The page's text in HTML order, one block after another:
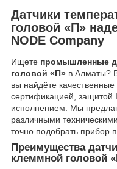
Датчики
головой «П»
NODE Company
Ищете промышленные
головой «П» в Алматы?
вы найдёте
сертификацией,
исполнением. Мы
различными
точно подобрать прибор
Преимущества
клеммной головой